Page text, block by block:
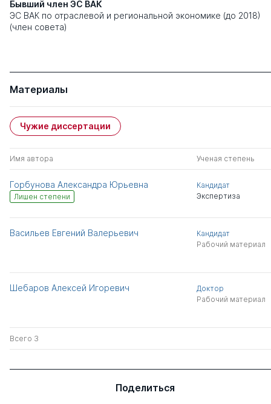
Бывший член ЭС ВАК
ЭС ВАК по отраслевой и региональной экономике (до 2018)
(член совета)
Материалы
Чужие диссертации
Имя автора Ученая степень
Горбунова Александра Юрьевна
Лишен степени
Кандидат
Экспертиза
Васильев Евгений Валерьевич
Кандидат
Рабочий материал
Шебаров Алексей Игоревич
Доктор
Рабочий материал
Всего 3
Поделиться